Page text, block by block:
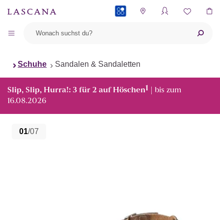
Schuhe Sandalen & Sandaletten
Slip, Slip, Hurra!: 3 für 2 auf Höschen1 | bis zum
16.08.2026
01/07